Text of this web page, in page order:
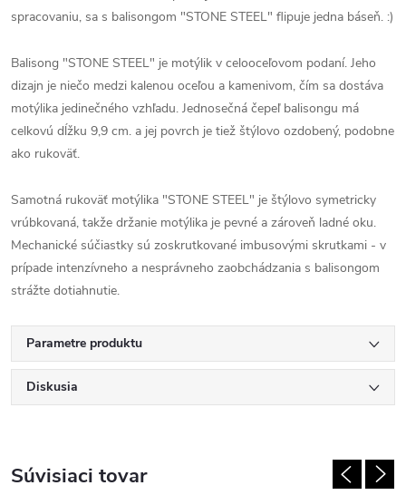
spracovaniu, sa s balisongom "STONE STEEL" flipuje jedna báseň. :)
Balisong "STONE STEEL" je motýlik v celooceľovom podaní. Jeho
dizajn je niečo medzi kalenou oceľou a kamenivom, čím sa dostáva
motýlika jedinečného vzhľadu. Jednosečná čepeľ balisongu má
celkovú dĺžku 9,9 cm. a jej povrch je tiež štýlovo ozdobený, podobne
ako rukoväť.
Samotná rukoväť motýlika "STONE STEEL" je štýlovo symetricky
vrúbkovaná, takže držanie motýlika je pevné a zároveň ladné oku.
Mechanické súčiastky sú zoskrutkované imbusovými skrutkami - v
prípade intenzívneho a nesprávneho zaobchádzania s balisongom
strážte dotiahnutie.
Parametre produktu
Diskusia
Súvisiaci tovar